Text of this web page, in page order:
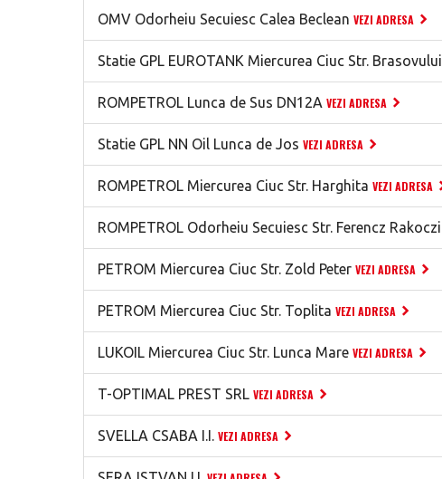
OMV Odorheiu Secuiesc Calea Beclean VEZI ADRESA
Statie GPL EUROTANK Miercurea Ciuc Str. Brasovului
ROMPETROL Lunca de Sus DN12A VEZI ADRESA
Statie GPL NN Oil Lunca de Jos VEZI ADRESA
ROMPETROL Miercurea Ciuc Str. Harghita VEZI ADRESA
ROMPETROL Odorheiu Secuiesc Str. Ferencz Rakoczi
PETROM Miercurea Ciuc Str. Zold Peter VEZI ADRESA
PETROM Miercurea Ciuc Str. Toplita VEZI ADRESA
LUKOIL Miercurea Ciuc Str. Lunca Mare VEZI ADRESA
T-OPTIMAL PREST SRL VEZI ADRESA
SVELLA CSABA I.I. VEZI ADRESA